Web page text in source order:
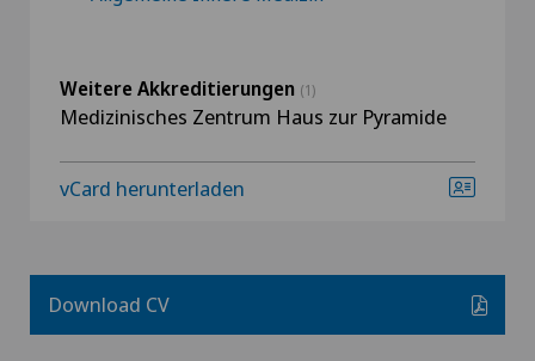
Weitere Akkreditierungen (1)
Medizinisches Zentrum Haus zur Pyramide
vCard herunterladen
Download CV